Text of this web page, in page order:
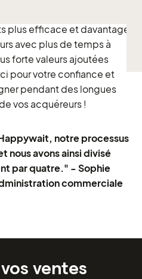
plus efficace et davantage
avec plus de temps à
forte valeurs ajoutées
pour votre confiance et
pendant des longues
vos acquéreurs !
notre processus
nous avons ainsi divisé
par quatre." - Sophie
commerciale
ventes